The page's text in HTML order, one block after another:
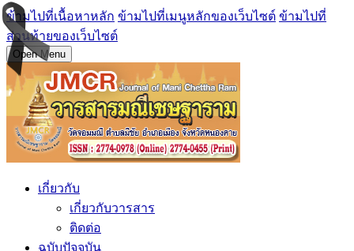
ข้ามไปที่เนื้อหาหลัก ข้ามไปที่เมนูหลักของเว็บไซต์ ข้ามไปที่
ส่วนท้ายของเว็บไซต์
Open Menu
เกี่ยวกับ
เกี่ยวกับวารสาร
ติดต่อ
ฉบับปัจจุบัน